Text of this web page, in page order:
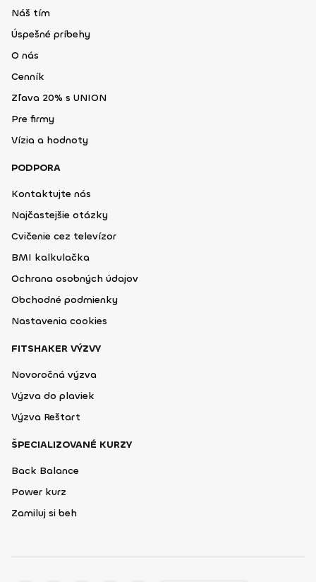
Náš tím
Úspešné príbehy
O nás
Cenník
Zľava 20% s UNION
Pre firmy
Vízia a hodnoty
PODPORA
Kontaktujte nás
Najčastejšie otázky
Cvičenie cez televízor
BMI kalkulačka
Ochrana osobných údajov
Obchodné podmienky
Nastavenia cookies
FITSHAKER VÝZVY
Novoročná výzva
Výzva do plaviek
Výzva Reštart
ŠPECIALIZOVANÉ KURZY
Back Balance
Power kurz
Zamiluj si beh